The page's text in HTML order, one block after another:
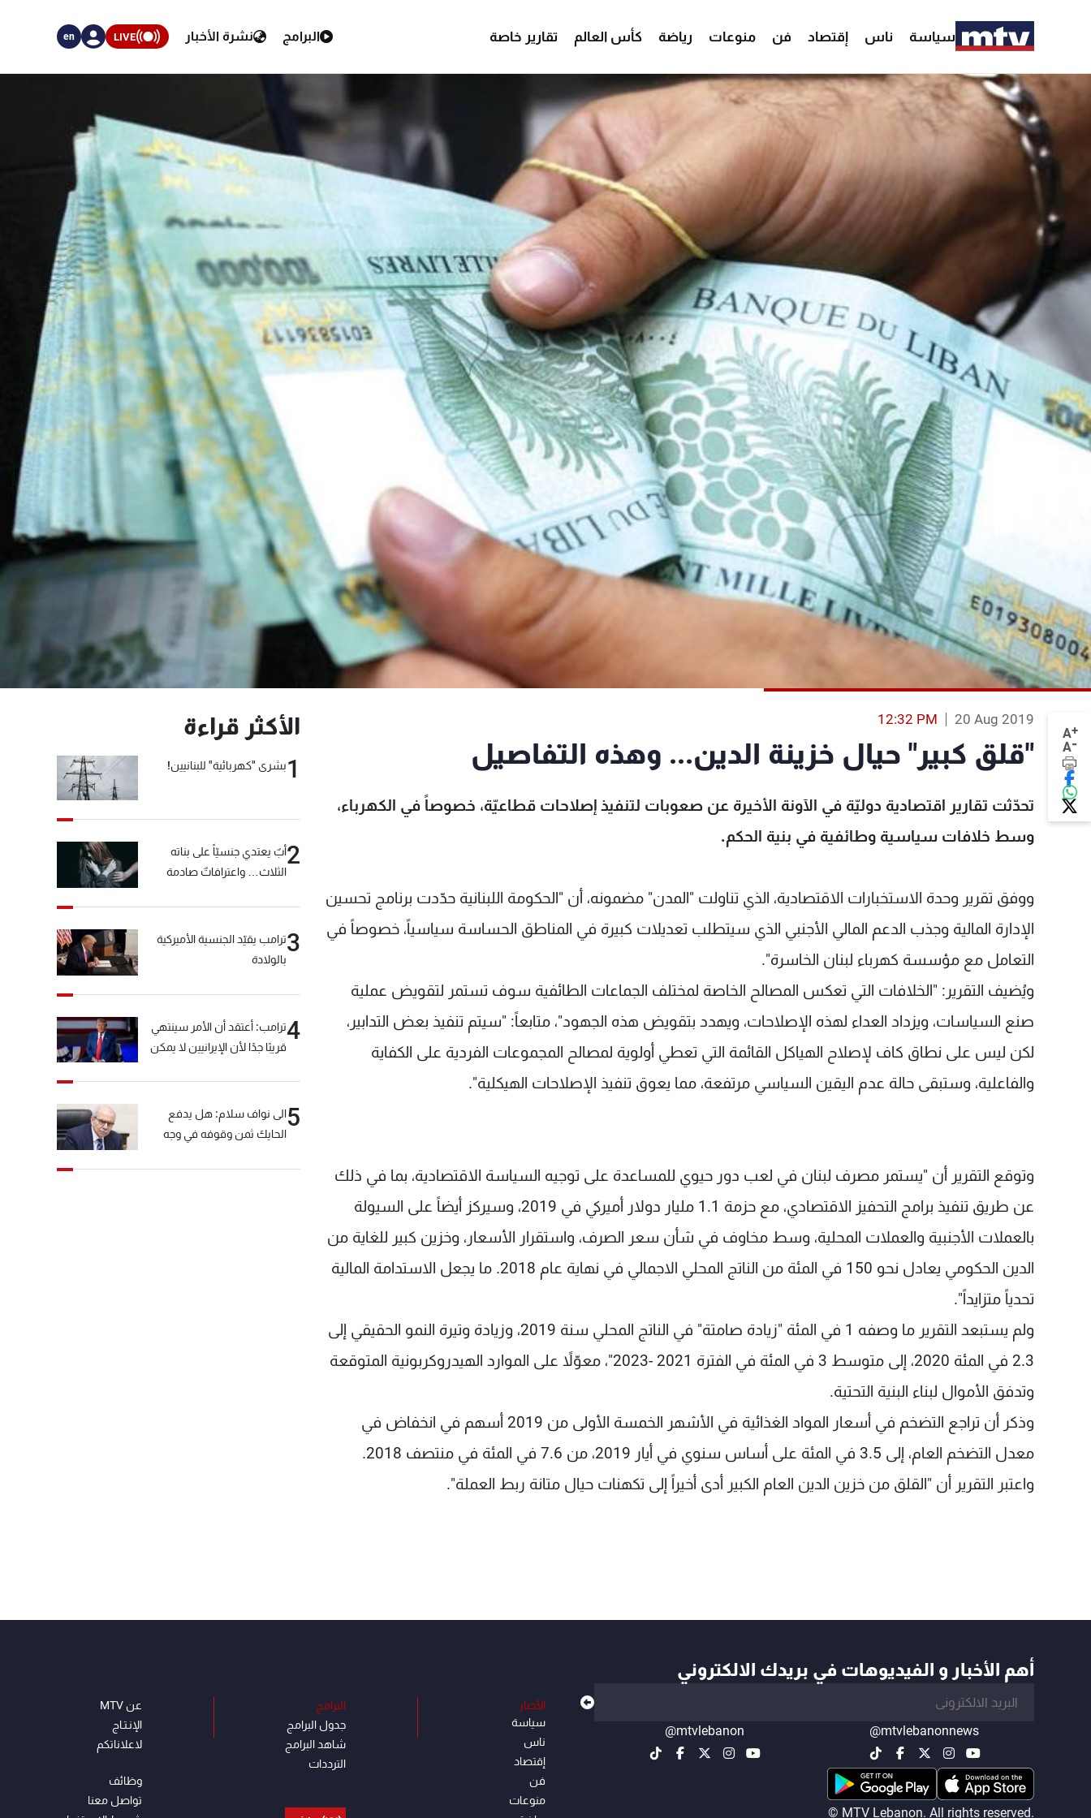
سياسة ناس إقتصاد فن منوعات رياضة كأس العالم تقارير خاصة البرامج نشرة الأخبار LIVE
en
A+
A-
20 Aug 2019
12:32 PM
"قلق كبير" حيال خزينة الدين... وهذه التفاصيل
تحدّثت تقارير اقتصادية دوليّة في الآونة الأخيرة عن صعوبات لتنفيذ إصلاحات قطاعيّة، خصوصاً في الكهرباء،
وسط خلافات سياسية وطائفية في بنية الحكم.
ووفق تقرير وحدة الاستخبارات الاقتصادية، الذي تناولت "المدن" مضمونه، أن "الحكومة اللبنانية حدّدت برنامج تحسين
الإدارة المالية وجذب الدعم المالي الأجنبي الذي سيتطلب تعديلات كبيرة في المناطق الحساسة سياسياً، خصوصاً في
التعامل مع مؤسسة كهرباء لبنان الخاسرة".
ويُضيف التقرير: "الخلافات التي تعكس المصالح الخاصة لمختلف الجماعات الطائفية سوف تستمر لتقويض عملية
صنع السياسات، ويزداد العداء لهذه الإصلاحات، ويهدد بتقويض هذه الجهود"، متابعاً: "سيتم تنفيذ بعض التدابير،
لكن ليس على نطاق كاف لإصلاح الهياكل القائمة التي تعطي أولوية لمصالح المجموعات الفردية على الكفاية
والفاعلية، وستبقى حالة عدم اليقين السياسي مرتفعة، مما يعوق تنفيذ الإصلاحات الهيكلية".
وتوقع التقرير أن "يستمر مصرف لبنان في لعب دور حيوي للمساعدة على توجيه السياسة الاقتصادية، بما في ذلك
عن طريق تنفيذ برامج التحفيز الاقتصادي، مع حزمة 1.1 مليار دولار أميركي في 2019، وسيركز أيضاً على السيولة
بالعملات الأجنبية والعملات المحلية، وسط مخاوف في شأن سعر الصرف، واستقرار الأسعار، وخزين كبير للغاية من
الدين الحكومي يعادل نحو 150 في المئة من الناتج المحلي الاجمالي في نهاية عام 2018. ما يجعل الاستدامة المالية
تحدياً متزايداً".
ولم يستبعد التقرير ما وصفه 1 في المئة "زيادة صامتة" في الناتج المحلي سنة 2019، وزيادة وتيرة النمو الحقيقي إلى
2.3 في المئة 2020، إلى متوسط 3 في المئة في الفترة 2021 -2023"، معوّلاً على الموارد الهيدروكربونية المتوقعة
وتدفق الأموال لبناء البنية التحتية.
وذكر أن تراجع التضخم في أسعار المواد الغذائية في الأشهر الخمسة الأولى من 2019 أسهم في انخفاض في
معدل التضخم العام، إلى 3.5 في المئة على أساس سنوي في أيار 2019، من 7.6 في المئة في منتصف 2018.
واعتبر التقرير أن "القلق من خزين الدين العام الكبير أدى أخيراً إلى تكهنات حيال متانة ربط العملة".
الأكثر قراءة
1بشرى "كهربائية" للبنانيين!
2أبٌ يعتدي جنسيّاً على بناته
الثلاث… واعترافاتٌ صادمة
3ترامب يقيّد الجنسية الأميركية
بالولادة
4ترامب: أعتقد أن الأمر سينتهي
قريبًا جدًا لأن الإيرانيين لا يمكن
5الى نواف سلام: هل يدفع
الحايك ثمن وقوفه في وجه
أهم الأخبار و الفيديوهات في بريدك الالكتروني
@mtvlebanonnews
@mtvlebanon
© MTV Lebanon. All rights reserved.
الأخبار
سياسة
ناس
إقتصاد
فن
منوعات
البرامج
جدول البرامج
شاهد البرامج
الترددات
عن MTV
الإنـتـاج
لاعلاناتكم
وظائف
تواصل معنا